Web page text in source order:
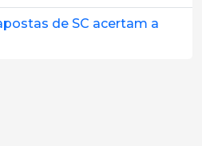
de SC acertam a